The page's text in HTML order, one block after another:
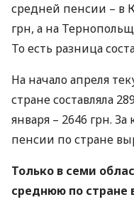
средней пенсии – в
грн, а на
То есть разница
На начало апреля
стране составляла
января – 2646 грн.
пенсии по стране
Только в семи
среднюю по стране